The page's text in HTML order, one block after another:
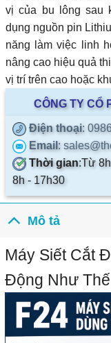
vị của bu lông sau
dụng nguồn pin
năng làm việc linh
nâng cao hiệu quả
vị trí trên cao hoặc
CÔNG TY CỔ
Điện thoại:
Email:
Thời gian:Từ
8h - 17h30
Mô tả
Máy Siết Cắt
Động Như